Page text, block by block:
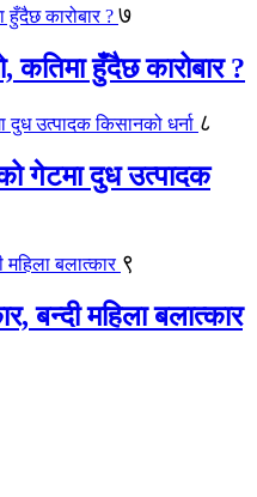
७
हुँदैछ कारोबार ?
८
गेटमा दुध उत्पादक
९
बन्दी महिला बलात्कार